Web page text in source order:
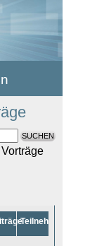
Teilnehmer